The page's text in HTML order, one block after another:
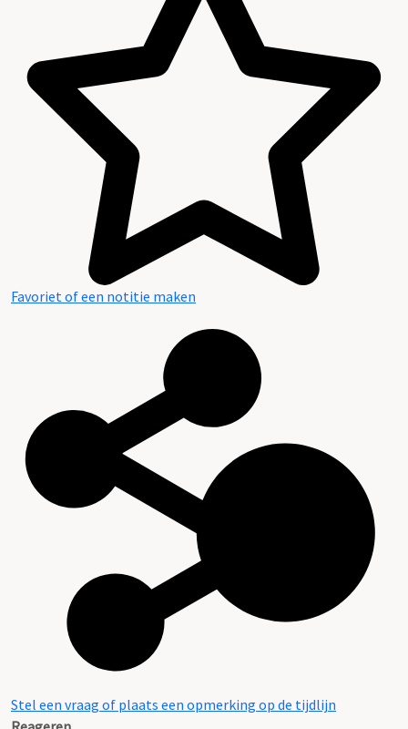
Favoriet of een notitie maken
Stel een vraag of plaats een opmerking op de tijdlijn